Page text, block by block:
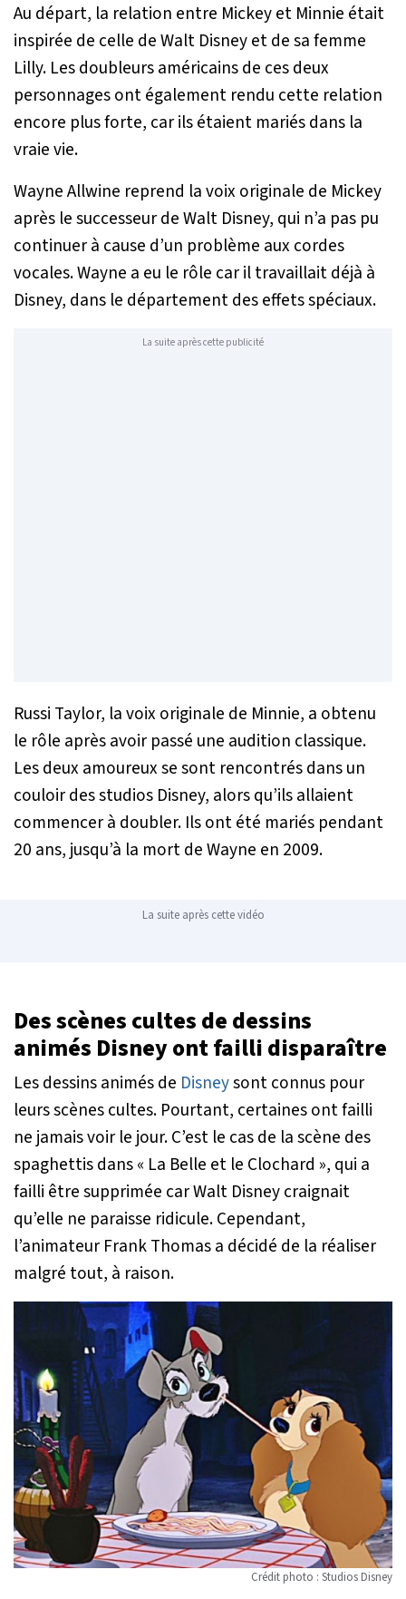
Au départ, la relation entre Mickey et Minnie était
inspirée de celle de Walt Disney et de sa femme
Lilly. Les doubleurs américains de ces deux
personnages ont également rendu cette relation
encore plus forte, car ils étaient mariés dans la
vraie vie.
Wayne Allwine reprend la voix originale de Mickey
après le successeur de Walt Disney, qui n’a pas pu
continuer à cause d’un problème aux cordes
vocales. Wayne a eu le rôle car il travaillait déjà à
Disney, dans le département des effets spéciaux.
La suite après cette publicité
Russi Taylor, la voix originale de Minnie, a obtenu
le rôle après avoir passé une audition classique.
Les deux amoureux se sont rencontrés dans un
couloir des studios Disney, alors qu’ils allaient
commencer à doubler. Ils ont été mariés pendant
20 ans, jusqu’à la mort de Wayne en 2009.
La suite après cette vidéo
Des scènes cultes de dessins
animés Disney ont failli disparaître
Les dessins animés de Disneysont connus pour
leurs scènes cultes. Pourtant, certaines ont failli
ne jamais voir le jour. C’est le cas de la scène des
spaghettis dans « La Belle et le Clochard », qui a
failli être supprimée car Walt Disney craignait
qu’elle ne paraisse ridicule. Cependant,
l’animateur Frank Thomas a décidé de la réaliser
malgré tout, à raison.
Crédit photo : Studios Disney